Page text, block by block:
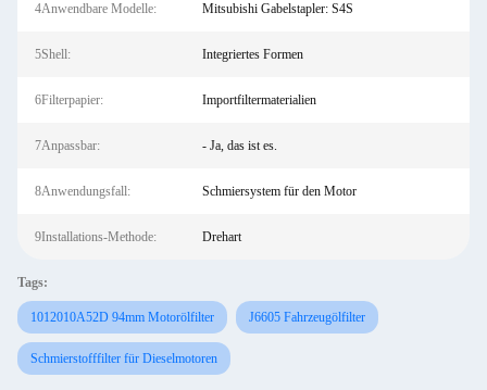
4Anwendbare Modelle: Mitsubishi Gabelstapler: S4S
5Shell: Integriertes Formen
6Filterpapier: Importfiltermaterialien
7Anpassbar: - Ja, das ist es.
8Anwendungsfall: Schmiersystem für den Motor
9Installations-Methode: Drehart
Tags:
1012010A52D 94mm Motorölfilter J6605 Fahrzeugölfilter
Schmierstofffilter für Dieselmotoren